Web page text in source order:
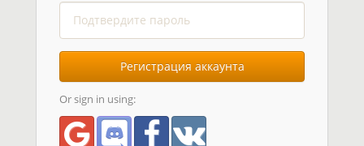
Регистрация аккаунта
Or sign in using: